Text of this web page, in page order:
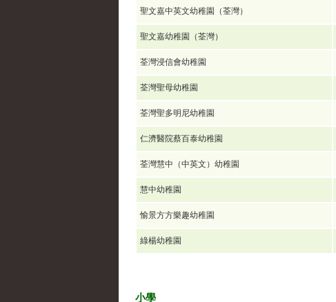
聖文嘉中英文幼稚園（荃灣）
聖文嘉幼稚園（荃灣）
荃灣浸信會幼稚園
荃灣聖母幼稚園
荃灣聖多明尼幼稚園
仁濟醫院蔡百泰幼稚園
荃灣慧中（中英文）幼稚園
慧中幼稚園
愉景方方樂趣幼稚園
綠楊幼稚園
小學